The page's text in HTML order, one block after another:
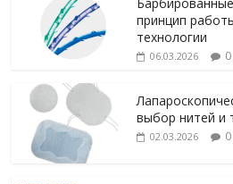
принцип
технологии
06.03.2026 0
выбор нитей и
02.03.2026 0